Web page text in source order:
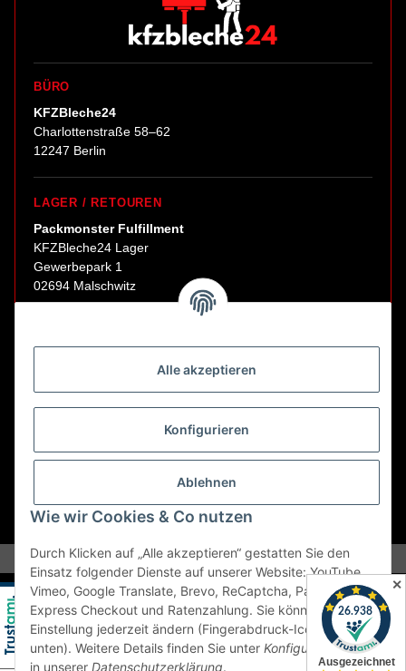
Alle akzeptieren
Konfigurieren
Ablehnen
Wie wir Cookies & Co nutzen
Durch Klicken auf „Alle akzeptieren“ gestatten Sie den
Einsatz folgender Dienste auf unserer Website: YouTube,
Vimeo, Google Translate, Brevo, ReCaptcha, PayPal
Express Checkout und Ratenzahlung. Sie können die
Einstellung jederzeit ändern (Fingerabdruck-Icon links
unten). Weitere Details finden Sie unter Konfigurierenund
in unserer Datenschutzerklärung.
BÜRO
KFZBleche24
Charlottenstraße 58–62
12247 Berlin
LAGER / RETOUREN
Packmonster Fulfillment
KFZBleche24 Lager
Gewerbepark 1
02694 Malschwitz
Abholungen nur nach Terminvereinbarung.
E-Mail:sales@kfzbleche24.de
Vertrag widerrufen
* Alle Preise inkl. gesetzlicher USt., zzgl.Versand
✕